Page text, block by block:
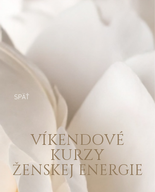
SPÄŤ
VÍKENDOVÉ
KURZY
ŽENSKEJ ENERGIE